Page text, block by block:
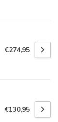
€274,95
€130,95